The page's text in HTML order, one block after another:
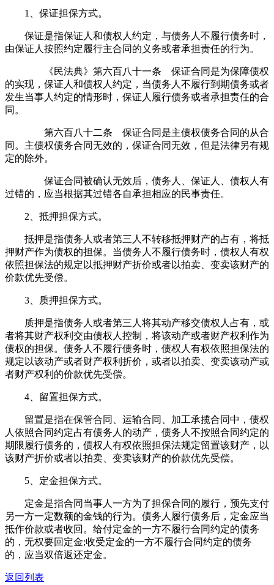
1、保证担保方式。
保证是指保证人和债权人约定，与债务人不履行债务时，
由保证人按照约定履行主合同的义务或者承担责任的行为。
《民法典》第六百八十一条 保证合同是为保障债权
的实现，保证人和债权人约定，当债务人不履行到期债务或者
发生当事人约定的情形时，保证人履行债务或者承担责任的合
同。
第六百八十二条 保证合同是主债权债务合同的从合
同。主债权债务合同无效的，保证合同无效，但是法律另有规
定的除外。
保证合同被确认无效后，债务人、保证人、债权人有
过错的，应当根据其过错各自承担相应的民事责任。
2、抵押担保方式。
抵押是指债务人或者第三人不转移抵押财产的占有，将抵
押财产作为债权的担保。当债务人不履行债务时，债权人有权
依照担保法的规定以抵押财产折价或者以拍卖、变卖该财产的
价款优先受偿。
3、质押担保方式。
质押是指债务人或者第三人将其动产移交债权人占有，或
者将其财产权利交由债权人控制，将该动产或者财产权利作为
债权的担保。债务人不履行债务时，债权人有权依照担保法的
规定以该动产或者财产权利折价，或者以拍卖、变卖该动产或
者财产权利的价款优先受偿。
4、留置担保方式。
留置是指在保管合同、运输合同、加工承揽合同中，债权
人依照合同约定占有债务人的动产，债务人不按照合同约定的
期限履行债务的，债权人有权依照担保法规定留置该财产，以
该财产折价或者以拍卖、变卖该财产的价款优先受偿。
5、定金担保方式。
定金是指合同当事人一方为了担保合同的履行，预先支付
另一方一定数额的金钱的行为。债务人履行债务后，定金应当
抵作价款或者收回。给付定金的一方不履行合同约定的债务
的，无权要回定金;收受定金的一方不履行合同约定的债务
的，应当双倍返还定金。
返回列表